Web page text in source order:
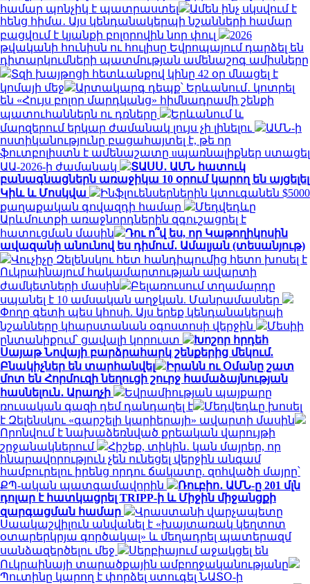
համար պոնչիկ է պատրաստել
Ամեն ինչ սկսվում է
հենց հիմա․ Այս կենդանակերպի նշանների համար
բացվում է կյանքի բոլորովին նոր փուլ
2026
թվականի հունիսն ու հուլիսը Եվրոպայում դարձել են
դիտարկումների պատմության ամենաշոգ ամիսները
Տզի խայթոցի հետևանքով կինը 42 օր մնացել է
կոմայի մեջ
Արտակարգ դեպք՝ Երևանում․ կոտրել
են «Հույս բոլոր մարդկանց» հիմնադրամի շենքի
պատուհաններն ու դռները
Երևանում և
մարզերում երկար ժամանակ լույս չի լինելու
ԱՄՆ-ի
ոստիկանությունը բացահայտել է, թե որ
ֆուտբոլիստն է ամենաշատը uպառնալիքներ ստացել
ԱԱ-2026-ի ժամանակ
ՏԱՍՍ․ ԱՄՆ հատուկ
բանագնացներն առաջիկա 10 օրում կարող են այցելել
Կիև և Մոսկվա
Ինֆլուենսերներին կտուգանեն $5000
քաղաքական գովազդի համար
Մեդվեդևը
Արևմուտքի առաջնորդներին զգուշացրել է
հատուցման մասին
Դու ո՞վ ես, որ Կաթողիկոսին
ավազանի անունով ես դիմում․ Ամալյան (տեսանյութ)
Վուչիչը Զելենսկու հետ հանդիպումից հետո խոսել է
Ուկրաինայում հակամարտության ավարտի
ժամկետների մասին
Բելառուսում տղամարդը
սպանել է 10 ամսական աղջկան. Մանրամասներ
Փողը գետի պես կհոսի. Այս երեք կենդանակերպի
նշանները կհարստանան օգոստոսի վերջին
Մեսիի
ընտանիքում՝ ցավալի կորուստ
Խոշոր հրդեհ
Սայաթ Նովայի բարձրահարկ շենքերից մեկում.
Բնակիչներ են տարհանվել
Իրանն ու Օմանը շատ
մոտ են Հորմուզի նեղուցի շուրջ համաձայնության
հասնելուն․ Արաղչի
Եվրամիության պայքարը
ռուսական գազի դեմ դանդաղել է
Մեդվեդևը խոսել
է Զելենսկու «գարշելի կարիերայի» ավարտի մասին
Որոնվում է նախաձեռնված քրեական վարույթի
շրջանակներում
Հիշեք, տիկին․ կան մայրեր, որ
հնարավորություն չեն ունեցել վերջին անգամ
համբուրելու իրենց որդու ճակատը. զոհվածի մայրը՝
ՔՊ-ական պատգամավորին
Ռուբիո․ ԱՄՆ-ը 201 մլն
դոլար է հատկացրել TRIPP-ի և Միջին միջանցքի
զարգացման համար
Վրաստանի վարչապետը
Սաակաշվիլուն անվանել է «խայտառակ կեղտոտ
օտարերկրյա գործակալ» և մեղադրել պատերազմ
սանձազերծելու մեջ
Սերբիայում աջակցել են
Ուկրաինայի տարածքային ամբողջականությանը
Պուտինը կարող է փորձել ստուգել ՆԱՏՕ-ի